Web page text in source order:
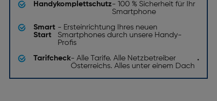
Handykomplettschutz- 100 % Sicherheit für Ihr
Smartphone
Smart
Start
- Ersteinrichtung Ihres neuen
Smartphones durch unsere Handy-
Profis
Tarifcheck- Alle Tarife. Alle Netzbetreiber
Österreichs. Alles unter einem Dach
.